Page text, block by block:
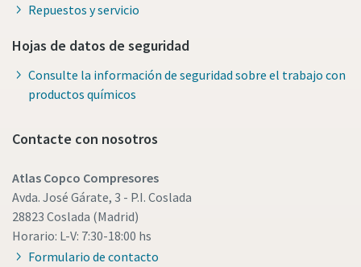
Repuestos y servicio
Hojas de datos de seguridad
Consulte la información de seguridad sobre el trabajo con
productos químicos
Contacte con nosotros
Atlas Copco Compresores
Avda. José Gárate, 3 - P.I. Coslada
28823 Coslada (Madrid)
Horario: L-V: 7:30-18:00 hs
Formulario de contacto